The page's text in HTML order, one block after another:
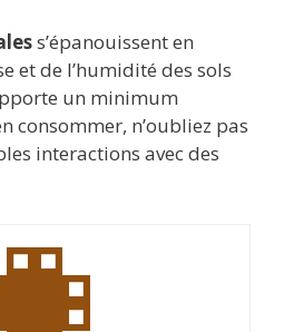
s’épanouissent en
et de l’humidité des sols
un minimum
consommer, n’oubliez pas
interactions avec des